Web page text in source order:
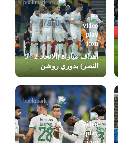
أهداف مباراة (الاتحاد 2 - 5
النصر) بدوري روشن